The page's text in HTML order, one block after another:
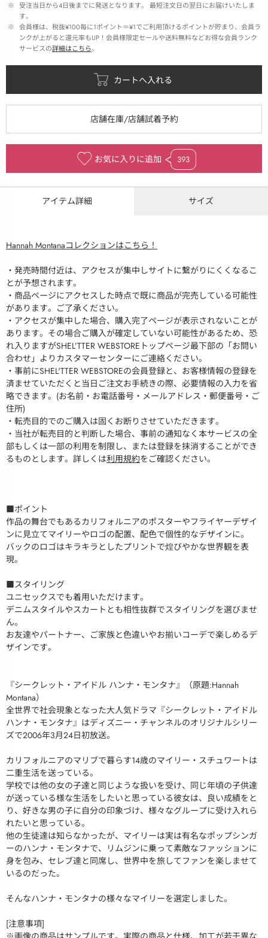
※ 受注当日から4日後までに発送となります。 最短注文日の翌日にお届けいたしま
す。
※ 会員様は、税抜¥100毎に1ポイント＝¥1でご利用頂けるポイントが貯まり、会員ラ
ンクが上がると還元率もUP！会員様限定セールや送料無料などお得な会員ランク
サービスの詳細はこちら。
お気に入りに追加 393
アイテム詳細 サイズ
Hannah Montanaコレクションはこちら！
・発売時間付近は、アクセスが集中しサイトに繋がりにくくなるこ
とが予想されます。
・商品ページにアクセスした時点で既に商品が完売している可能性
があります。ご了承ください。
・アクセスが集中した場合、購入完了ページが表示されないことが
あります。その場合ご購入が確定していない可能性があるため、恐
れ入りますがSHEL’TTER WEBSTOREトップページ最下部の「お問い
合わせ」よりカスタマーセンターにご連絡ください。
・事前にSHEL'TTER WEBSTOREの会員登録と、お客様情報の登録を
済ませていただくと当日ご注文お手続きの際、必要情報の入力を省
略できます。(お名前・お電話番号・メールアドレス・郵便番号・ご
住所)
・転売目的でのご購入は固くお断りさせていただきます。
・当社が転売目的と判断した場合、事前の通知なく本サービスの全
部もしくは一部の利用を制限し、または登録を抹消することができ
るものとします。詳しくは利用規約をご確認ください。
■ポイント
作品の舞台でもあるカリフォルニアのポスターやフライヤーデザイ
ンに見立てマイリーやロゴの配置、配色で個性的なデザインに。
バックのロゴはキラキラとしたプリントで煌びやかな世界観を表
現。
■スタイリング
ユニセックスでも着用いただけます。
デニムスタイルやスカートとも相性抜群でスタイリングを選びませ
ん。
お友達やパートナー、ご家族と色違いやお揃いコーデで楽しめるデ
ザインです。
『シークレット・アイドル ハンナ・モンタナ』（原題:Hannah
Montana）
全世界で社会現象となった大人気ドラマ『シークレット・アイドル
ハンナ・モンタナ』はディズニー・チャンネルのオリジナルシリー
ズで2006年3月24日初放送。
カリフォルニアのマリブで暮らす14歳のマイリー・スチュワートは
二重生活を送っている。
学校では他の女の子達と同じような扱いを受け、同じ年頃の子供達
が送っている様な生活をしたいと思っている彼女は、良い成績をと
り、好きな男の子に自分の印象づけ、様々なグループに受け入れら
れたいと思っている。
他の生徒達は知らなかったが、マイリーは実は有名なポップシンガ
ーのハンナ・モンタナで、リムジンに乗って素敵なファッションに
身を包み、セレブ達と同席し、世界中を旅してファンを楽しませて
いるのだった。
そんなハンナ・モンタナの様々なマイリーを選定しました。
[注意事項]